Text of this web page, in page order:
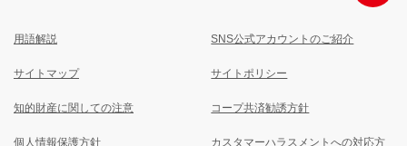
用語解説 SNS公式アカウントのご紹介
サイトマップ サイトポリシー
知的財産に関しての注意 コープ共済勧誘方針
個人情報保護方針
カスタマーハラスメントへの対応方